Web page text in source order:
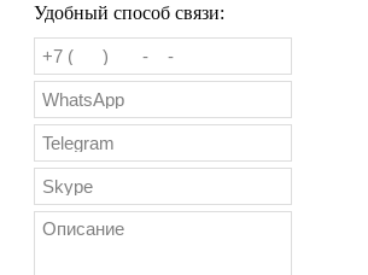
Удобный способ связи: